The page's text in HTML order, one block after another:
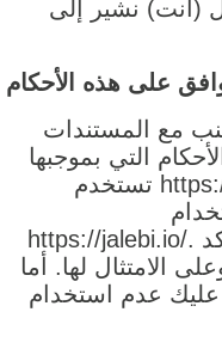
(أنت) نشير إلى
على هذه الأحكام
مع المستندات
التي بموجبها
تستخدم https://jalebi.io/. يرجى قراءة هذه
https://jalebi.io/. باستخدامك لموقعنا فإنك تؤكد
الامتثال لها. أما
عليك عدم استخدام